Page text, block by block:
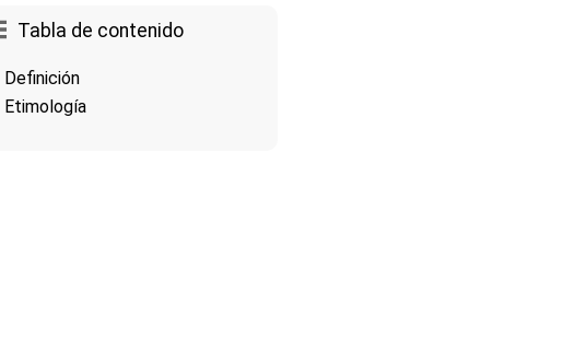
Tabla de contenido
Definición
Etimología